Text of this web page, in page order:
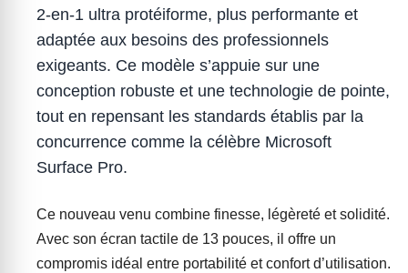
2-en-1 ultra protéiforme, plus performante et
adaptée aux besoins des professionnels
exigeants. Ce modèle s’appuie sur une
conception robuste et une technologie de pointe,
tout en repensant les standards établis par la
concurrence comme la célèbre Microsoft
Surface Pro.
Ce nouveau venu combine finesse, légèreté et solidité.
Avec son écran tactile de 13 pouces, il offre un
compromis idéal entre portabilité et confort d’utilisation.